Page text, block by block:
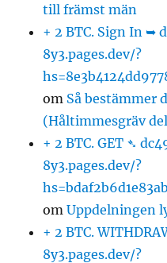
till främst män
+ 2 BTC. Sign In ➥
8y3.pages.dev/?
om Så bestämmer
(Håltimmesgräv
+ 2 BTC. GET ➴
8y3.pages.dev/?
omUppdelningen
+ 2 BTC.
8y3.pages.dev/?